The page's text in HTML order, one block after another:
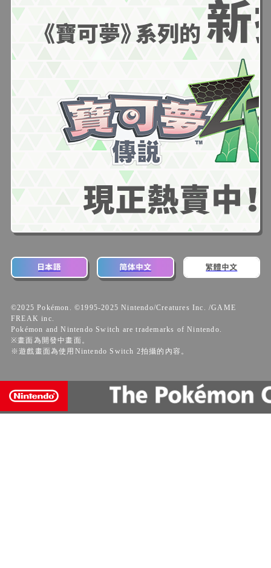
©2025 Pokémon. ©1995-2025 Nintendo/Creatures Inc. /GAME
FREAK inc.
Pokémon and Nintendo Switch are trademarks of Nintendo.
※畫面為開發中畫面。
※遊戲畫面為使用Nintendo Switch 2拍攝的內容。